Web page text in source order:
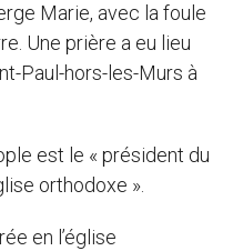
Marie, avec la foule
Une prière a eu lieu
Paul-hors-les-Murs à
est le « président du
orthodoxe ».
en l’église